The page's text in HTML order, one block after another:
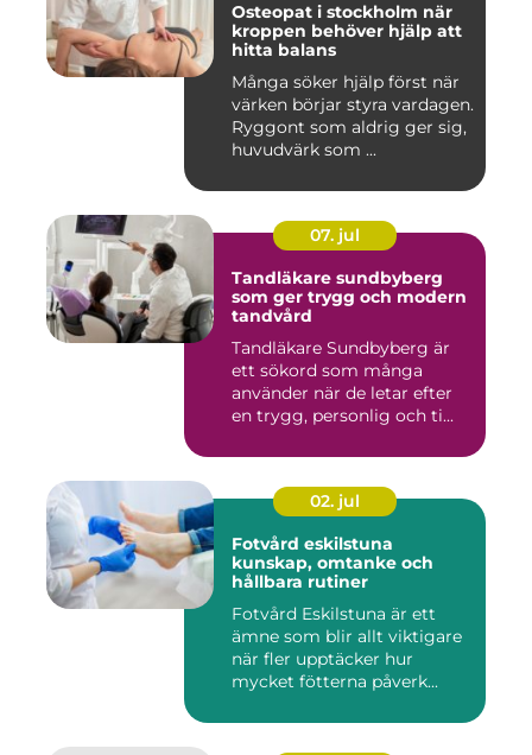
Osteopat i stockholm när
kroppen behöver hjälp att
hitta balans
Många söker hjälp först när
värken börjar styra vardagen.
Ryggont som aldrig ger sig,
huvudvärk som ...
07. jul
Tandläkare sundbyberg
som ger trygg och modern
tandvård
Tandläkare Sundbyberg är
ett sökord som många
använder när de letar efter
en trygg, personlig och ti...
02. jul
Fotvård eskilstuna
kunskap, omtanke och
hållbara rutiner
Fotvård Eskilstuna är ett
ämne som blir allt viktigare
när fler upptäcker hur
mycket fötterna påverk...